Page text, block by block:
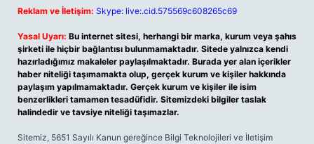
Reklam ve İletişim: Skype: live:.cid.575569c608265c69
Yasal Uyarı: Bu internet sitesi, herhangi bir marka, kurum veya şahıs
şirketi ile hiçbir bağlantısı bulunmamaktadır. Sitede yalnızca kendi
hazırladığımız makaleler paylaşılmaktadır. Burada yer alan içerikler
haber niteliği taşımamakta olup, gerçek kurum ve kişiler hakkında
paylaşım yapılmamaktadır. Gerçek kurum ve kişiler ile isim
benzerlikleri tamamen tesadüfidir. Sitemizdeki bilgiler taslak
halindedir ve tavsiye niteliği taşımazlar.
Sitemiz, 5651 Sayılı Kanun gereğince Bilgi Teknolojileri ve İletişim